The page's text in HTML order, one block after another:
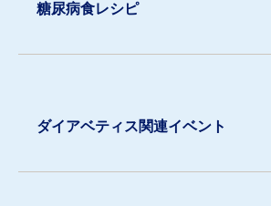
糖尿病食レシピ
ダイアベティス関連イベント